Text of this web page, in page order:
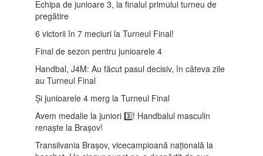
Echipa de junioare 3, la finalul primului turneu de
pregătire
6 victorii în 7 meciuri la Turneul Final!
Final de sezon pentru junioarele 4
Handbal, J4M: Au făcut pasul decisiv, în câteva zile
au Turneul Final
Și junioarele 4 merg la Turneul Final
Avem medalie la juniori 3️⃣! Handbalul masculin
renaște la Brașov!
Transilvania Brașov, vicecampioană națională la